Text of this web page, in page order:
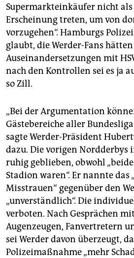
Supermarkteinkäufer nicht
Erscheinung treten, um von
vorzugehen“. Hamburgs
glaubt, die Werder-Fans hätten
Auseinandersetzungen mit
nach den Kontrollen sei es ja
so Zill.
„Bei der Argumentation
Gästebereiche aller
sagte Werder-Präsident
dazu. Die vorigen Nordderbys
ruhig geblieben, obwohl
Stadion waren“. Er nannte das
Misstrauen“ gegenüber den
„unverständlich“. Die
verboten. Nach Gesprächen
Augenzeugen, Fanvertretern
sei Werder davon überzeugt,
Polizeimaßnahme „mehr